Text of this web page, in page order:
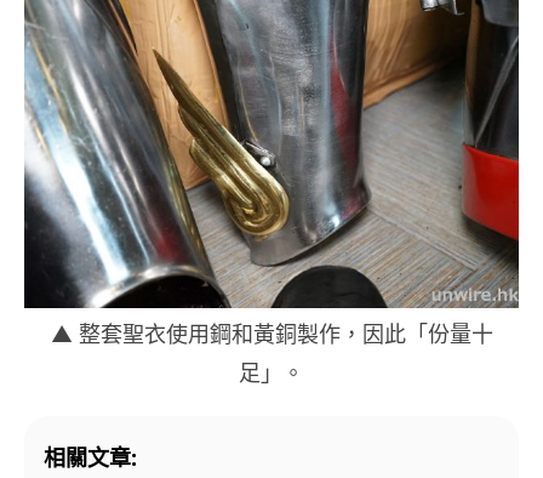
▲ 整套聖衣使用鋼和黃銅製作，因此「份量十
足」。
相關文章: